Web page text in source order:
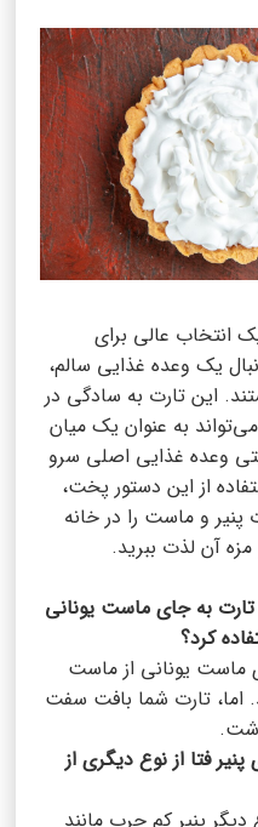
انتخاب عالی برای
یک وعده غذایی سالم،
این تارت به سادگی در
به عنوان یک میان
وعده غذایی اصلی سرو
از این دستور پخت،
پنیر و ماست را در خانه
آن لذت ببرید.
تارت به جای ماست یونانی
کرد؟
ماست یونانی از ماست
اما، تارت شما بافت سفت
فتا از نوع دیگری از
دیگر پنیر کم چرب مانند